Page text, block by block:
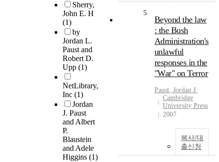
Sherry,
John E. H
(1)
by
Jordan L.
Paust and
Robert D.
Upp (1)
NetLibrary,
Inc (1)
Jordan
J. Paust
and Albert
P.
Blaustein
and Adele
Higgins (1)
5
Beyond the law
: the Bush
Administration's
unlawful
responses in the
"War" on Terror
Paust, Jordan J.
Cambridge
University Press
2007
복사/대
출신청